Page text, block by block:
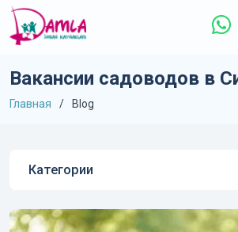
Вакансии садоводов в
Главная Blog
Категории